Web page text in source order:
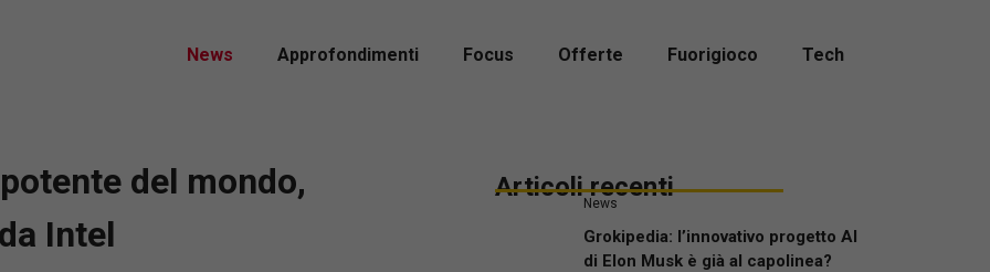
News Approfondimenti Focus Offerte Fuorigioco Tech
del mondo,
Intel
Articoli recenti
News
Grokipedia: l’innovativo progetto AI
di Elon Musk è già al capolinea?